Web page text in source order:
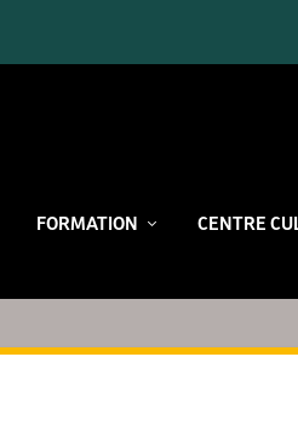
FORMATION CENTRE